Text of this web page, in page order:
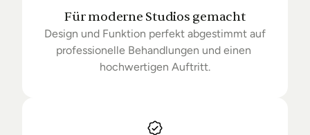
Für moderne Studios gemacht
Design und Funktion perfekt abgestimmt auf
professionelle Behandlungen und einen
hochwertigen Auftritt.